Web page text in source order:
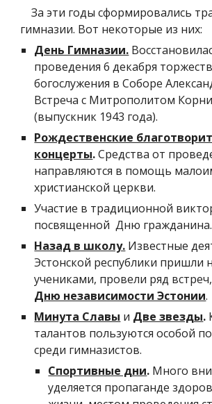
За эти годы сформировались
гимназии. Вот некоторые из них:
День Гимназии.
проведения 6 декабря
богослужения в Соборе
Встреча с Митрополитом
(выпускник 1943 года).
Рождественские
концерты.Средства от
направляются в помощь
христианской церкви.
Участие в традиционной
посвященной Дню гражданина.
Назад в школу. Известные
Эстонской республики пришли
учениками, провели ряд
Дню независимости Эстонии.
Минута Славы и Две звезды.
талантов пользуются особой
среди гимназистов.
Спортивные дни. Много
уделяется пропаганде